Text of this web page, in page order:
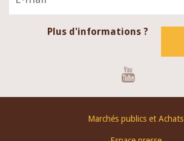
Plus d'informations ?
Marchés publics et Achats